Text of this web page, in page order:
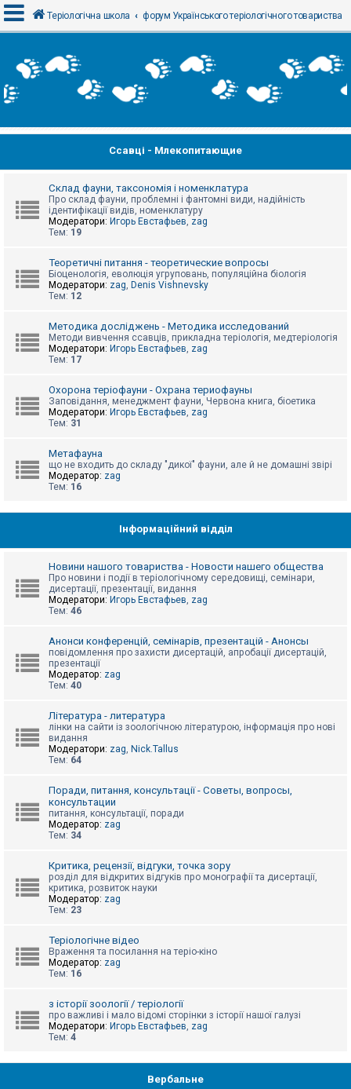
х
і
т
р
а
б
е
д
п
о
е
й
А
и
т
П
м
о
г
Теріологічна школа форум Українського теріологічного товариства
Ссавці - Млекопитающие
Склад фауни, таксономія і номенклатура
Про склад фауни, проблемні і фантомні види, надійність
ідентифікації видів, номенклатуру
Модератори: Игорь Евстафьев, zag
Тем: 19
Теоретичні питання - теоретические вопросы
Біоценологія, еволюція угруповань, популяційна біологія
Модератори: zag, Denis Vishnevsky
Тем: 12
Методика досліджень - Методика исследований
Методи вивчення ссавців, прикладна теріологія, медтеріологія
Модератори: Игорь Евстафьев, zag
Тем: 17
Охорона теріофауни - Охрана териофауны
Заповідання, менеджмент фауни, Червона книга, біоетика
Модератори: Игорь Евстафьев, zag
Тем: 31
Метафауна
що не входить до складу "дикої" фауни, але й не домашні звірі
Модератор: zag
Тем: 16
Інформаційний відділ
Новини нашого товариства - Новости нашего общества
Про новини і події в теріологічному середовищі, семінари,
дисертації, презентації, видання
Модератори: Игорь Евстафьев, zag
Тем: 46
Анонси конференцій, семінарів, презентацій - Анонсы
повідомлення про захисти дисертацій, апробації дисертацій,
презентації
Модератор: zag
Тем: 40
Література - литература
лінки на сайти із зоологічною літературою, інформація про нові
видання
Модератори: zag, Nick.Tallus
Тем: 64
Поради, питання, консультації - Советы, вопросы,
консультации
питання, консультації, поради
Модератор: zag
Тем: 34
Критика, рецензії, відгуки, точка зору
розділ для відкритих відгуків про монографії та дисертації,
критика, розвиток науки
Модератор: zag
Тем: 23
Теріологічне відео
Враження та посилання на теріо-кіно
Модератор: zag
Тем: 16
з історії зоології / теріології
про важливі і мало відомі сторінки з історії нашої галузі
Модератори: Игорь Евстафьев, zag
Тем: 4
Вербальне